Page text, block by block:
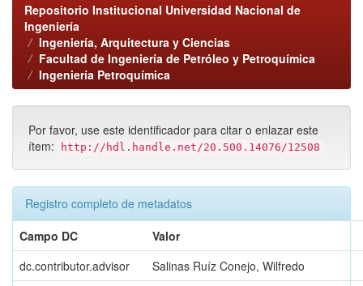
Repositorio Institucional Universidad Nacional de
Ingeniería
Ingeniería, Arquitectura y Ciencias
Facultad de Ingeniería de Petróleo y Petroquímica
Ingeniería Petroquímica
Por favor, use este identificador para citar o enlazar este
ítem:
http://hdl.handle.net/20.500.14076/12508
Registro completo de metadatos
Campo DC
Valor
dc.contributor.advisor
Salinas Ruíz Conejo, Wilfredo